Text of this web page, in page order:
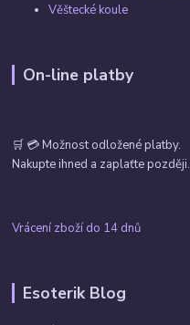
Věštecké koule
On-line platby
🛒 💳 Možnost odložené platby.
Nakupte ihned a zaplaťte později.
Vrácení zboží do 14 dnů
Esoterik Blog